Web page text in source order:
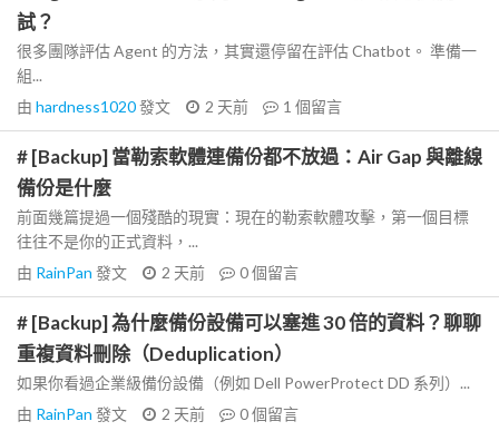
試？
很多團隊評估 Agent 的方法，其實還停留在評估 Chatbot。 準備一
組...
由 hardness1020發文 2 天前 1 個留言
# [Backup] 當勒索軟體連備份都不放過：Air Gap 與離線
備份是什麼
前面幾篇提過一個殘酷的現實：現在的勒索軟體攻擊，第一個目標
往往不是你的正式資料，...
由 RainPan 發文 2 天前 0個留言
# [Backup] 為什麼備份設備可以塞進 30 倍的資料？聊聊
重複資料刪除（Deduplication）
如果你看過企業級備份設備（例如 Dell PowerProtect DD 系列）...
由 RainPan 發文 2 天前 0個留言